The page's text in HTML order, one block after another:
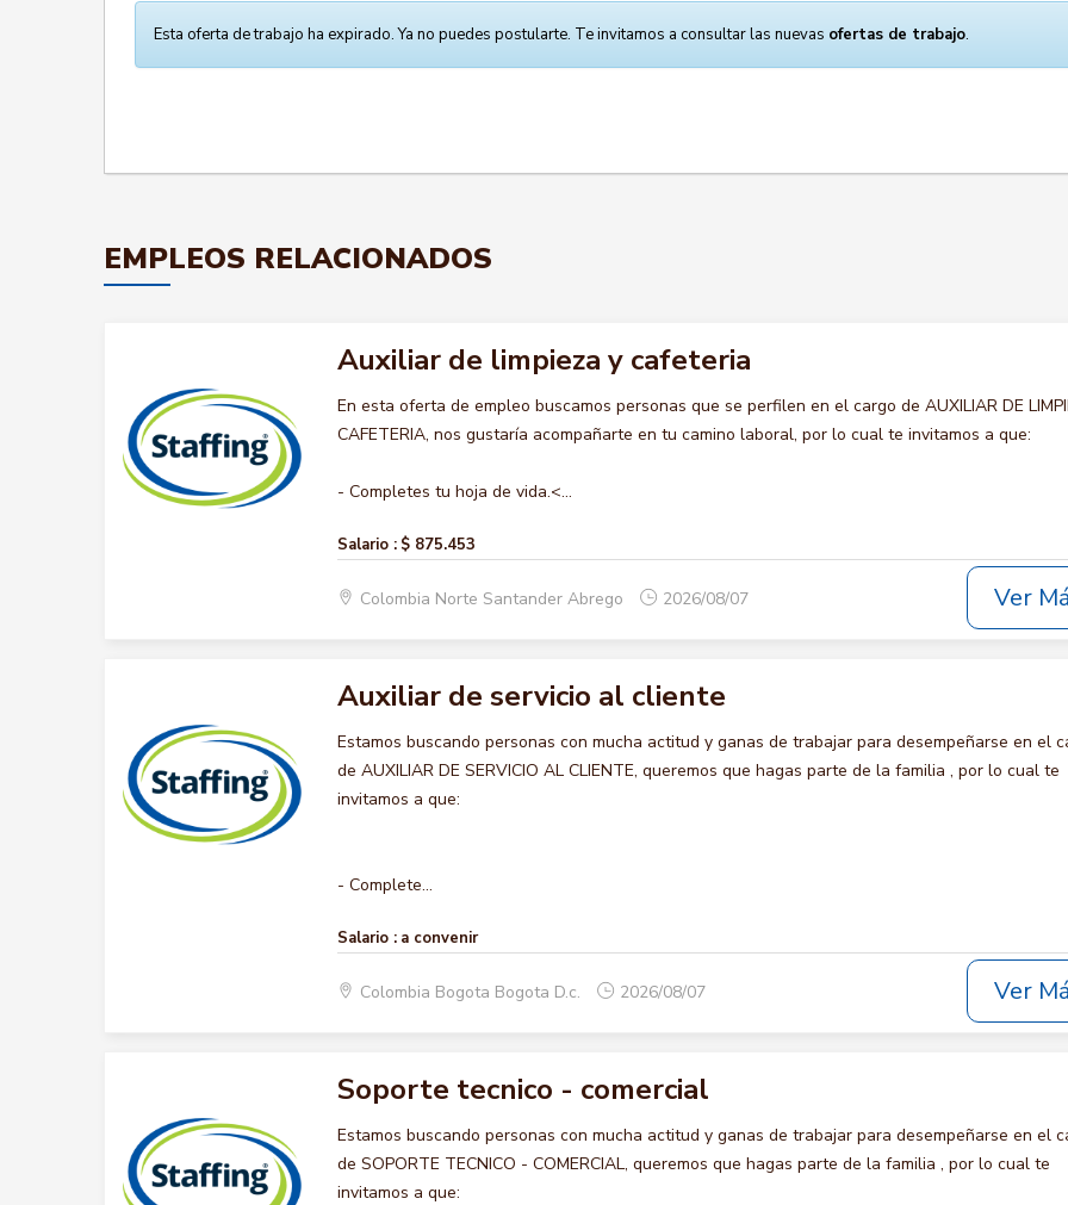
Esta oferta de trabajo ha expirado. Ya no puedes postularte. Te invitamos a consultar las nuevas ofertas de trabajo.
EMPLEOS RELACIONADOS
Auxiliar de limpieza y cafeteria
En esta oferta de empleo buscamos personas que se perfilen en el cargo de AUXILIAR DE
CAFETERIA, nos gustaría acompañarte en tu camino laboral, por lo cual te invitamos a que:
- Completes tu hoja de vida.<...
Salario : $ 875.453
Colombia Norte Santander Abrego 2026/08/07 Ver
Auxiliar de servicio al cliente
Estamos buscando personas con mucha actitud y ganas de trabajar para desempeñarse en el
de AUXILIAR DE SERVICIO AL CLIENTE, queremos que hagas parte de la familia , por lo cual te
invitamos a que:
- Complete...
Salario : a convenir
Colombia Bogota Bogota D.c. 2026/08/07 Ver
Soporte tecnico - comercial
Estamos buscando personas con mucha actitud y ganas de trabajar para desempeñarse en el
de SOPORTE TECNICO - COMERCIAL, queremos que hagas parte de la familia , por lo cual te
invitamos a que: